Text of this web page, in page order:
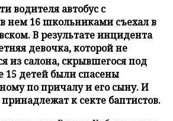
водителя автобус с
нем 16 школьниками съехал в
В результате инцидента
девочка, которой не
из салона, скрывшегося под
15 детей были спасены
по причалу и его сыну. И
к секте баптистов.